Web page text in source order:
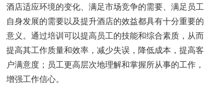
酒店适应环境的变化、满足市场竞争的需要、满足员工
自身发展的需要以及提升酒店的效益都具有十分重要的
意义。通过培训可以提高员工的技能和综合素质，从而
提高其工作质量和效率，减少失误，降低成本，提高客
户满意度；员工更高层次地理解和掌握所从事的工作，
增强工作信心。